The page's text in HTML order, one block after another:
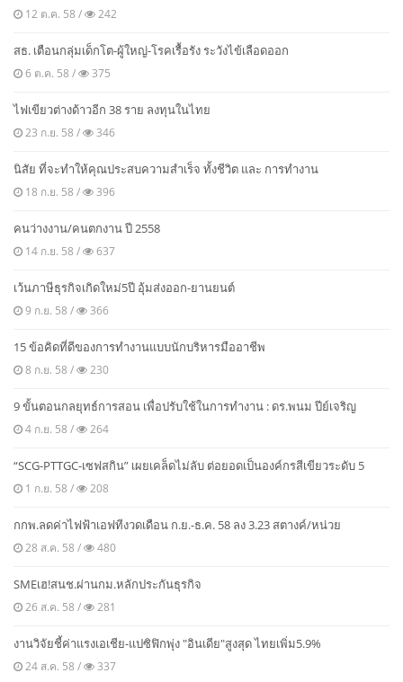
12 ต.ค. 58 / 242
สธ. เตือนกลุ่มเด็กโต-ผู้ใหญ่-โรคเรื้อรัง ระวังไข้เลือดออก
6 ต.ค. 58 / 375
ไฟเขียวต่างด้าวอีก 38 ราย ลงทุนในไทย
23 ก.ย. 58 / 346
นิสัย ที่จะทำให้คุณประสบความสำเร็จ ทั้งชีวิต และ การทำงาน
18 ก.ย. 58 / 396
คนว่างงาน/คนตกงาน ปี 2558
14 ก.ย. 58 / 637
เว้นภาษีธุรกิจเกิดใหม่5ปี อุ้มส่งออก-ยานยนต์
9 ก.ย. 58 / 366
15 ข้อคิดที่ดีของการทำงานแบบนักบริหารมืออาชีพ
8 ก.ย. 58 / 230
9 ขั้นตอนกลยุทธ์การสอน เพื่อปรับใช้ในการทำงาน : ดร.พนม ปีย์เจริญ
4 ก.ย. 58 / 264
“SCG-PTTGC-เซฟสกิน” เผยเคล็ดไม่ลับ ต่อยอดเป็นองค์กรสีเขียวระดับ 5
1 ก.ย. 58 / 208
กกพ.ลดค่าไฟฟ้าเอฟทีงวดเดือน ก.ย.-ธ.ค. 58 ลง 3.23 สตางค์/หน่วย
28 ส.ค. 58 / 480
SMEเฮ!สนช.ผ่านกม.หลักประกันธุรกิจ
26 ส.ค. 58 / 281
งานวิจัยชี้ค่าแรงเอเชีย-แปซิฟิกพุ่ง "อินเดีย"สูงสุด ไทยเพิ่ม5.9%
24 ส.ค. 58 / 337